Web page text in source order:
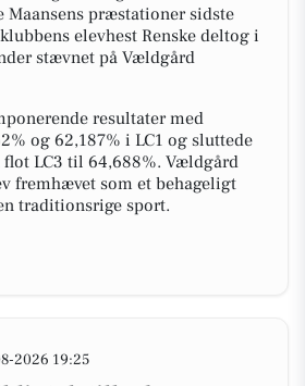
Maansens præstationer sidste
elevhest Renske deltog i
stævnet på Vældgård
resultater med
og 62,187% i LC1 og sluttede
LC3 til 64,688%. Vældgård
fremhævet som et behageligt
traditionsrige sport.
2026 19:25